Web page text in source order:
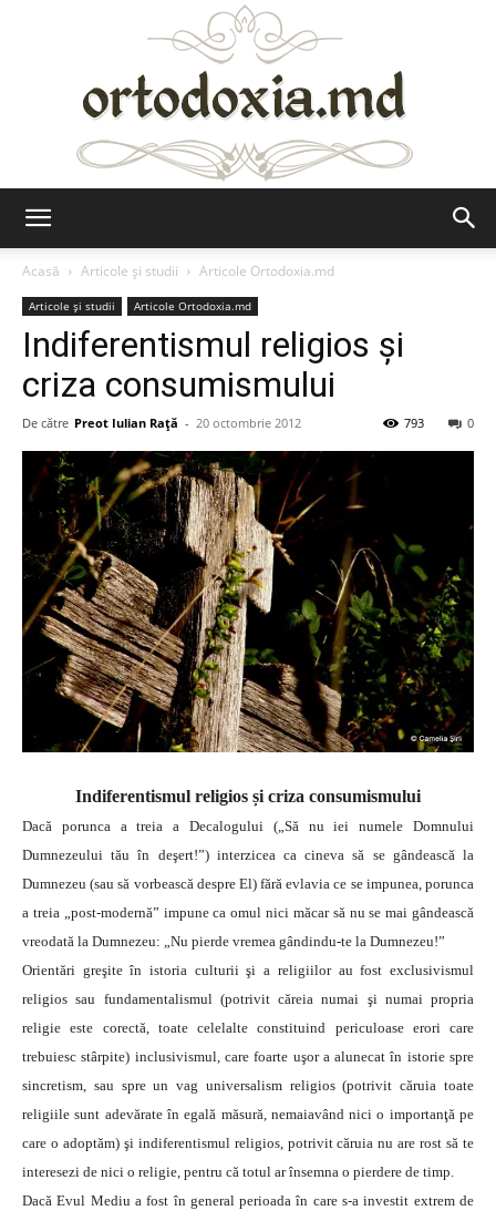
Acasă
Articole şi studii Articole Ortodoxia.md
Articole şi studii Articole Ortodoxia.md
Indiferentismul religios și
criza consumismului
De către Preot Iulian Raţă - 20 octombrie 2012 0
793
Indiferentismul religios și criza consumismului
Dacă porunca a treia a Decalogului („Să nu iei numele Domnului
Dumnezeului tău în deşert!”) interzicea ca cineva să se gândească la
Dumnezeu (sau să vorbească despre El) fără evlavia ce se impunea, porunca
a treia „post-modernă” impune ca omul nici măcar să nu se mai gândească
vreodată la Dumnezeu: „Nu pierde vremea gândindu-te la Dumnezeu!”
Orientări greşite în istoria culturii şi a religiilor au fost exclusivismul
religios sau fundamentalismul (potrivit căreia numai şi numai propria
religie este corectă, toate celelalte constituind periculoase erori care
trebuiesc stârpite) inclusivismul, care foarte uşor a alunecat în istorie spre
sincretism, sau spre un vag universalism religios (potrivit căruia toate
religiile sunt adevărate în egală măsură, nemaiavând nici o importanţă pe
care o adoptăm) şi indiferentismul religios, potrivit căruia nu are rost să te
interesezi de nici o religie, pentru că totul ar însemna o pierdere de timp.
Dacă Evul Mediu a fost în general perioada în care s-a investit extrem de